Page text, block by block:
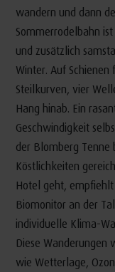
wandern und dann
Sommerrodelbahn
und zusätzlich
Winter. Auf
Steilkurven, vier
Hang hinab. Ein
Geschwindigkeit
der Blomberg Tenne
Köstlichkeiten
Hotel geht,
Biomonitor an der
individuelle Klima-
Diese Wanderungen
wie Wetterlage,